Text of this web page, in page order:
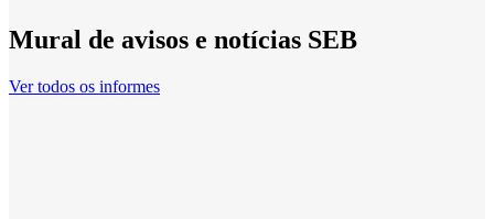
Mural de avisos e notícias SEB
Ver todos os informes